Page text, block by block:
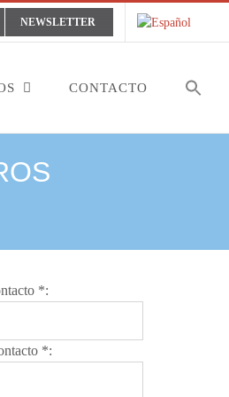
NEWSLETTER
CONTACTO
*:
*: